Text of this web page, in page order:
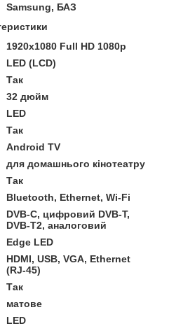
Samsung, БАЗ
1920x1080 Full HD 1080p
LED (LCD)
Так
32 дюйм
LED
Так
Android TV
для домашнього кінотеатру
Так
Bluetooth, Ethernet, Wi-Fi
DVB-C, цифровий DVB-T,
DVB-T2, аналоговий
Edge LED
HDMI, USB, VGA, Ethernet
(RJ-45)
Так
матове
LED